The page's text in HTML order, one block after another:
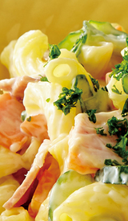
エ
デ
ュ
ケ
ー
シ
ョ
ナ
ル
「
み
ん